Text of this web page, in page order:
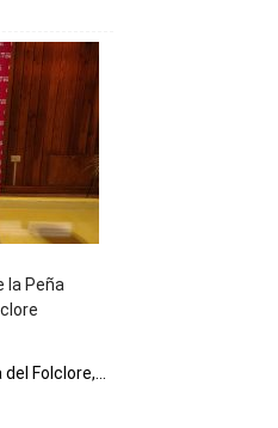
la Peña
Folclore,...